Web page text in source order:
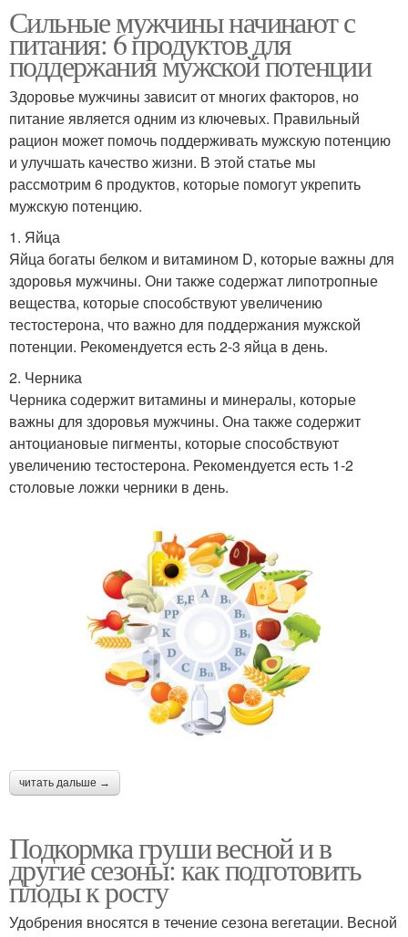
Сильные мужчины начинают с
питания: 6 продуктов для
поддержания мужской потенции
Здоровье мужчины зависит от многих факторов, но
питание является одним из ключевых. Правильный
рацион может помочь поддерживать мужскую потенцию
и улучшать качество жизни. В этой статье мы
рассмотрим 6 продуктов, которые помогут укрепить
мужскую потенцию.
1. Яйца
Яйца богаты белком и витамином D, которые важны для
здоровья мужчины. Они также содержат липотропные
вещества, которые способствуют увеличению
тестостерона, что важно для поддержания мужской
потенции. Рекомендуется есть 2-3 яйца в день.
2. Черника
Черника содержит витамины и минералы, которые
важны для здоровья мужчины. Она также содержит
антоциановые пигменты, которые способствуют
увеличению тестостерона. Рекомендуется есть 1-2
столовые ложки черники в день.
читать дальше →
Подкормка груши весной и в
другие сезоны: как подготовить
плоды к росту
Удобрения вносятся в течение сезона вегетации. Весной